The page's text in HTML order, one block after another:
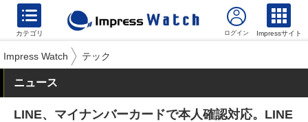
カテゴリ Impressサイト
Impress Watch テック
ニュース
LINE、マイナンバーカードで本人確認対応。LINE